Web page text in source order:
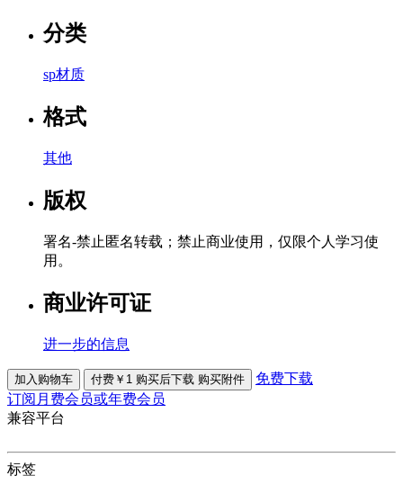
分类
sp材质
格式
其他
版权
署名-禁止匿名转载；禁止商业使用，仅限个人学习使
用。
商业许可证
进一步的信息
加入购物车 付费￥1 购买后下载 购买附件
免费下载
订阅月费会员或年费会员
兼容平台
标签